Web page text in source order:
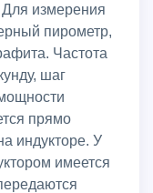
измерения
пирометр,
Частота
шаг
прямо
индукторе. У
имеется